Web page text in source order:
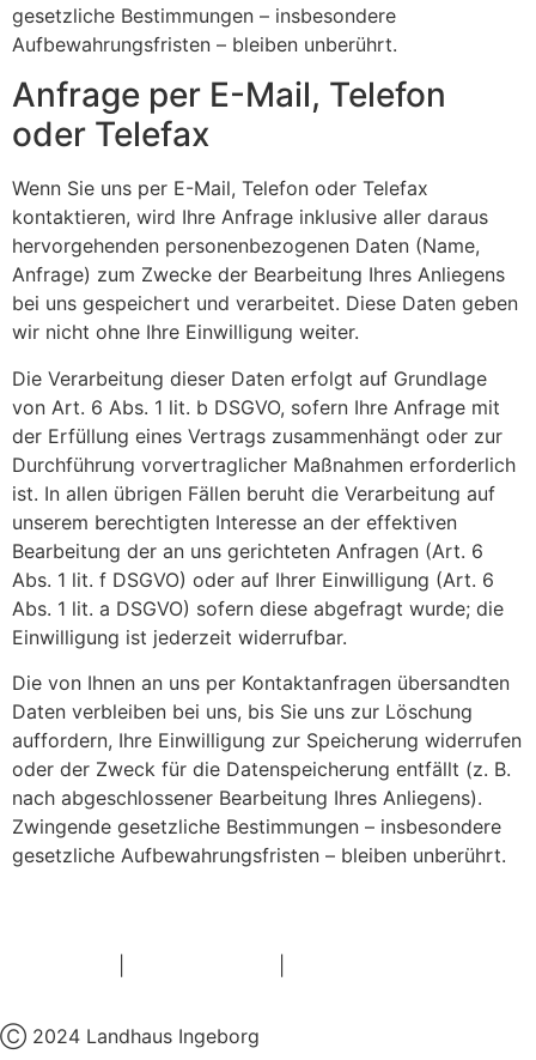
gesetzliche Bestimmungen – insbesondere
Aufbewahrungsfristen – bleiben unberührt.
Anfrage per E-Mail, Telefon
oder Telefax
Wenn Sie uns per E-Mail, Telefon oder Telefax
kontaktieren, wird Ihre Anfrage inklusive aller daraus
hervorgehenden personenbezogenen Daten (Name,
Anfrage) zum Zwecke der Bearbeitung Ihres Anliegens
bei uns gespeichert und verarbeitet. Diese Daten geben
wir nicht ohne Ihre Einwilligung weiter.
Die Verarbeitung dieser Daten erfolgt auf Grundlage
von Art. 6 Abs. 1 lit. b DSGVO, sofern Ihre Anfrage mit
der Erfüllung eines Vertrags zusammenhängt oder zur
Durchführung vorvertraglicher Maßnahmen erforderlich
ist. In allen übrigen Fällen beruht die Verarbeitung auf
unserem berechtigten Interesse an der effektiven
Bearbeitung der an uns gerichteten Anfragen (Art. 6
Abs. 1 lit. f DSGVO) oder auf Ihrer Einwilligung (Art. 6
Abs. 1 lit. a DSGVO) sofern diese abgefragt wurde; die
Einwilligung ist jederzeit widerrufbar.
Die von Ihnen an uns per Kontaktanfragen übersandten
Daten verbleiben bei uns, bis Sie uns zur Löschung
auffordern, Ihre Einwilligung zur Speicherung widerrufen
oder der Zweck für die Datenspeicherung entfällt (z. B.
nach abgeschlossener Bearbeitung Ihres Anliegens).
Zwingende gesetzliche Bestimmungen – insbesondere
gesetzliche Aufbewahrungsfristen – bleiben unberührt.
Ⓒ 2024 Landhaus Ingeborg